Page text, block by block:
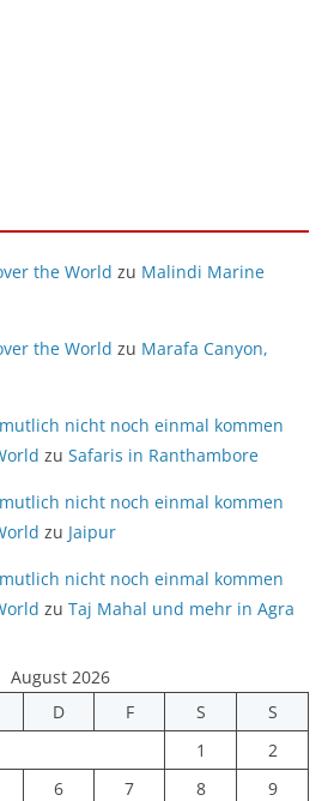
the World zu Malindi Marine
the World zu Marafa Canyon,
nicht noch einmal kommen
zu Safaris in Ranthambore
nicht noch einmal kommen
zu Jaipur
nicht noch einmal kommen
zu Taj Mahal und mehr in Agra
August 2026
D F S
S
1
2
6 7 8
9